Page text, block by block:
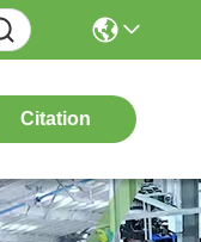
Citation